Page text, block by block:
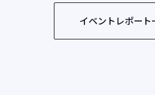
イベントレポー